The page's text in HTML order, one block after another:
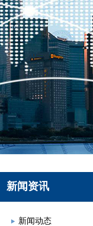
学会会刊
数据解读
指数发布
中宏通讯
图书出版
新闻资讯
新闻动态